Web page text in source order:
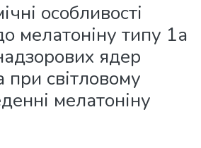
особливості
мелатоніну типу 1а
ядер
при світловому
мелатоніну